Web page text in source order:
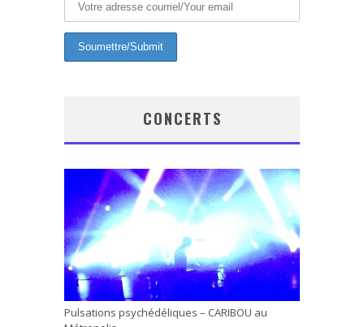
CONCERTS
Pulsations psychédéliques – CARIBOU au